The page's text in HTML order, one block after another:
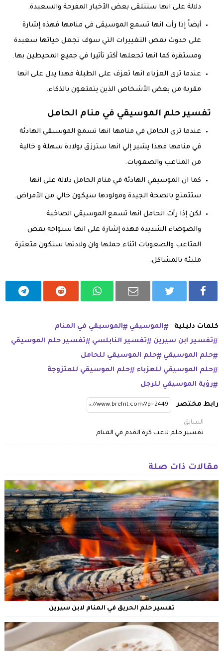
دلالة على انها ستتلقى بعض الأخبار المفرحة والسعيدة.
أيضاً إذا رأت انها تسمع الموسيقى في منامها فهذه إشارة
على حدوث بعض التغييرات التي سوف تجعل حياتها سعيدة
ومستقرة كما انها تجعلها أكثر تأثيرا في جميع المحيطين بها.
عندما ترى العزباء انها تعزف على الطبلة فهذا يدل على انها
مقربة من بعض الأشخاص الذين يتمتعون بالذكاء.
تفسير حلم الموسيقي في منام الحامل
عندما ترى الحامل في منامها انها تسمع الموسيقي الهادئة
في منامها فهذا يشير إلي انها سترزق بولادة سهلة و خالية
من المتاعب والصعوبات.
كما ان الموسيقي الهادئة في منام الحامل دلالة على انها
ستتمتع بالصحة الجيدة ومولودها سيكون خالي من الأمراض.
لكن إذا رأت الحامل انها تسمع الموسيقي الصاخبة
والضوضاء الشديدة فهذه إشارة على انها ستواجه بعض
المتاعب والصعوبات اثناء حملها وان ولادتها ستكون متعثرة
مليئة بالمشاكل.
كلمات دليلية الموسيقي
الموسيقي في المنام
تفسير ابن سيرين
تفسير النابلسي
تفسير حلم الموسيقي
حلم الموسيقي
حلم الموسيقي للحامل
حلم الموسيقي للعزباء
حلم الموسيقي للمتزوجة
رؤية الموسيقي للرجل
رابط مختصر
السابق
تفسير حلم لاعب كرة القدم في المنام
مقالات ذات صلة
تفسير حلم الحريق في المنام لابن سيرين